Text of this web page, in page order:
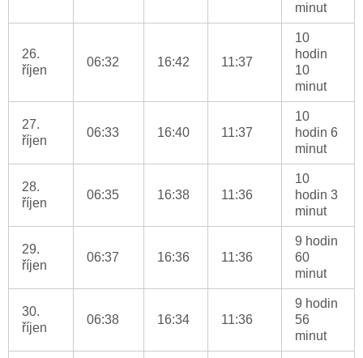
minut
26.
říjen
06:32 16:42 11:37
10
hodin
10
minut
27.
říjen
06:33 16:40 11:37
10
hodin 6
minut
28.
říjen
06:35 16:38 11:36
10
hodin 3
minut
29.
říjen
06:37 16:36 11:36
9 hodin
60
minut
30.
říjen
06:38 16:34 11:36
9 hodin
56
minut